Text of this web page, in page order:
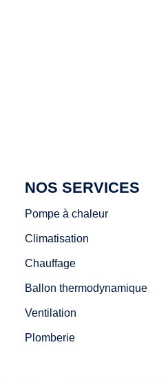
NOS SERVICES
Pompe à chaleur
Climatisation
Chauffage
Ballon thermodynamique
Ventilation
Plomberie